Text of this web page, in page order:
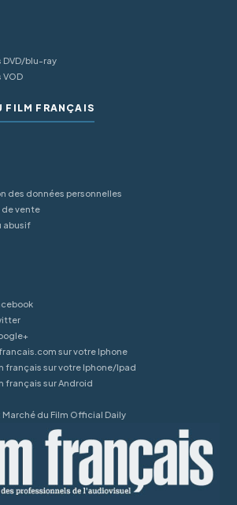
DVD/blu-ray
VOD
FILM FRANÇAIS
des données personnelles
vente
abusif
sur votre Iphone
français sur votre Iphone/Ipad
français sur Android
Marché du Film Official Daily